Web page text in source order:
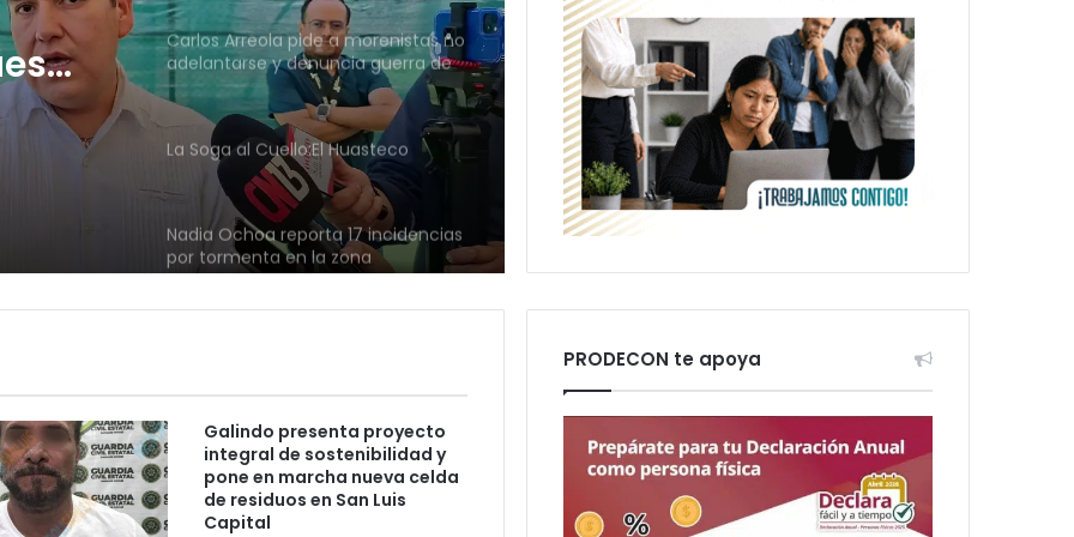
al
bots
La Soga al Cuello:El Huasteco
Nadia Ochoa reporta 17 incidencias
por tormenta en la zona
metropolitana
Juan Manuel Navarro alista
segundo informe en Soledad y
destaca coordinación con
Carlos Arreola pide a morenistas no
adelantarse y denuncia guerra de
bots rumbo a 2027
Galindo presenta proyecto
integral de sostenibilidad y
pone en marcha nueva celda
de residuos en San Luis
Capital
PRODECON te apoya